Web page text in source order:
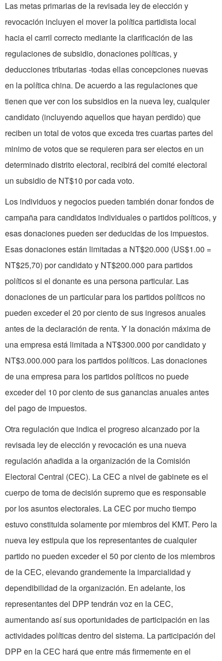
Las metas primarias de la revisada ley de elección y
revocación incluyen el mover la política partidista local
hacia el carril correcto mediante la clarificación de las
regulaciones de subsidio, donaciones políticas, y
deducciones tributarias -todas ellas concepciones nuevas
en la política china. De acuerdo a las regulaciones que
tienen que ver con los subsidios en la nueva ley, cualquier
candidato (incluyendo aquellos que hayan perdido) que
reciben un total de votos que exceda tres cuartas partes del
minimo de votos que se requieren para ser electos en un
determinado distrito electoral, recibirá del comité electoral
un subsidio de NT$10 por cada voto.
Los individuos y negocios pueden también donar fondos de
campaña para candidatos individuales o partidos políticos, y
esas donaciones pueden ser deducidas de los impuestos.
Esas donaciones están limitadas a NT$20.000 (US$1.00 =
NT$25,70) por candidato y NT$200.000 para partidos
políticos si el donante es una persona particular. Las
donaciones de un particular para los partidos políticos no
pueden exceder el 20 por ciento de sus ingresos anuales
antes de la declaración de renta. Y la donación máxima de
una empresa está limitada a NT$300.000 por candidato y
NT$3.000.000 para los partidos políticos. Las donaciones
de una empresa para los partidos políticos no puede
exceder del 10 por ciento de sus ganancias anuales antes
del pago de impuestos.
Otra regulación que indica el progreso alcanzado por la
revisada ley de elección y revocación es una nueva
regulación añadida a la organización de la Comisión
Electoral Central (CEC). La CEC a nivel de gabinete es el
cuerpo de toma de decisión supremo que es responsable
por los asuntos electorales. La CEC por mucho tiempo
estuvo constituida solamente por miembros del KMT. Pero la
nueva ley estipula que los representantes de cualquier
partido no pueden exceder el 50 por ciento de los miembros
de la CEC, elevando grandemente la imparcialidad y
dependibilidad de la organización. En adelante, los
representantes del DPP tendrán voz en la CEC,
aumentando así sus oportunidades de participación en las
actividades políticas dentro del sistema. La participación del
DPP en la CEC hará que entre más firmemente en el